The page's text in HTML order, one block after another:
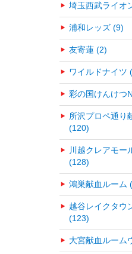
埼玉西武ライオ
浦和レッズ (9)
友寄蓮 (2)
ワイルドナイツ
彩の国けんけつ
所沢プロペ通り
(120)
川越クレアモー
(128)
鴻巣献血ルーム
越谷レイクタウ
(123)
大宮献血ルーム